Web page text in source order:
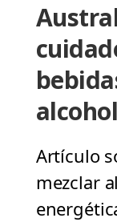
alcohol
Artículo
mezclar